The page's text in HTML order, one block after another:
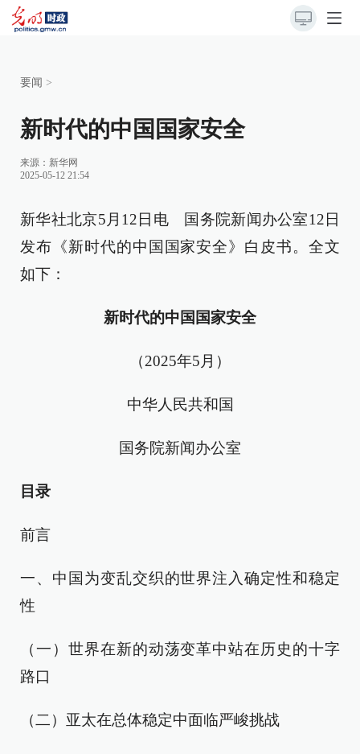
要闻 >
新时代的中国国家安全
来源： 新华网
2025-05-12 21:54
新华社北京5月12日电 国务院新闻办公室12日
发布《新时代的中国国家安全》白皮书。全文
如下：
新时代的中国国家安全
（2025年5月）
中华人民共和国
国务院新闻办公室
目录
前言
一、中国为变乱交织的世界注入确定性和稳定
性
（一）世界在新的动荡变革中站在历史的十字
路口
（二）亚太在总体稳定中面临严峻挑战